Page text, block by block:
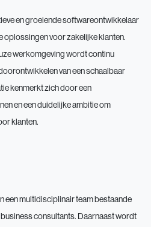
en groeiende softwareontwikkelaar
oplossingen voor zakelijke klanten.
werkomgeving wordt continu
van een schaalbaar
kenmerkt zich door een
en een duidelijke ambitie om
klanten.
een multidisciplinair team bestaande
consultants. Daarnaast wordt